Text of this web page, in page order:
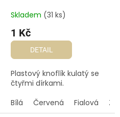
Skladem (31 ks)
1 Kč
DETAIL
Plastový knoflík kulatý se
čtyřmi dírkami.
Bílá
Červená Fialová